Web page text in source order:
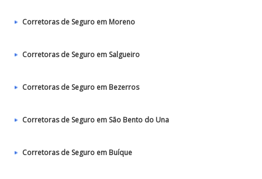
Corretoras de Seguro em Moreno
Corretoras de Seguro em Salgueiro
Corretoras de Seguro em Bezerros
Corretoras de Seguro em São Bento do Una
Corretoras de Seguro em Buíque